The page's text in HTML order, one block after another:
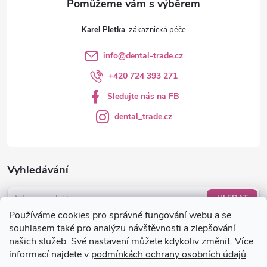
Používáme cookies pro správné fungování webu a se
souhlasem také pro analýzu návštěvnosti a zlepšování
našich služeb. Své nastavení můžete kdykoliv změnit. Více
informací najdete v podmínkách ochrany osobních údajů.
Vyhledávání
HLEDAT
Nákupní košík
0KS /0 KČ
Karel Pletka
info@dental-trade.cz
+420 724 393 271
Sledujte nás na FB
dental_trade.cz